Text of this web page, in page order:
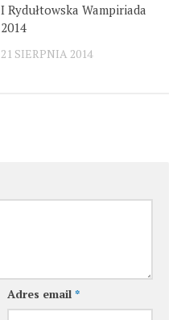
I Rydułtowska Wampiriada
2014
21 SIERPNIA 2014
Adres email *